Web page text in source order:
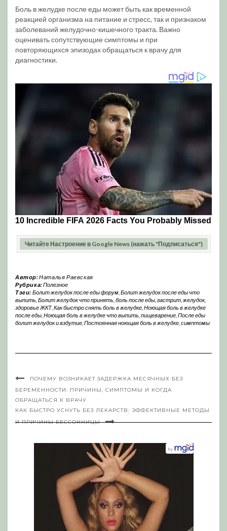
Боль в желудке после еды может быть как временной
реакцией организма на питание и стресс, так и признаком
заболеваний желудочно-кишечного тракта. Важно
оценивать сопутствующие симптомы и при
повторяющихся эпизодах обращаться к врачу для
диагностики.
Читайте Настроение в Google News (нажать "Подписаться")
Автор:Наталья Раевская
Рубрика:Полезное
Тэги: Болит желудок после еды форум, Болит желудок после еды что
выпить Болит желудок что принять боль после еды гастрит желудок,
здоровье ЖКТ, Как быстро снять боль в желудке Ноющая боль в желудке
после еды Ноющая боль в желудке что выпить пищеварение После еды
болит желудок и вздутие Постоянная ноющая боль в желудке симптомы
ПОЧЕМУ ВОЗНИКАЕТ ЗАДЕРЖКА МЕСЯЧНЫХ БЕЗ
БЕРЕМЕННОСТИ: ПРИЧИНЫ, СИМПТОМЫ И КОГДА
ОБРАЩАТЬСЯ К ВРАЧУ
КАК БЫСТРО УСНУТЬ БЕЗ ЛЕКАРСТВ: ЭФФЕКТИВНЫЕ МЕТОДЫ
И ПРИЧИНЫ БЕССОННИЦЫ